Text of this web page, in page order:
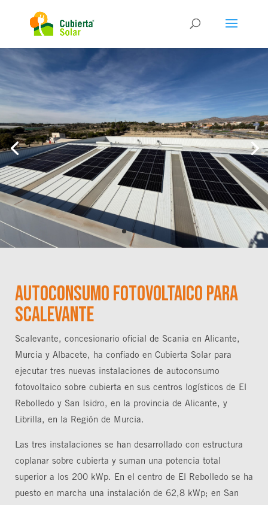
Autoconsumo fotovoltaico para
Scalevante
Scalevante, concesionario oficial de Scania en Alicante,
Murcia y Albacete, ha confiado en Cubierta Solar para
ejecutar tres nuevas instalaciones de autoconsumo
fotovoltaico sobre cubierta en sus centros logísticos de El
Rebolledo y San Isidro, en la provincia de Alicante, y
Librilla, en la Región de Murcia.
Las tres instalaciones se han desarrollado con estructura
coplanar sobre cubierta y suman una potencia total
superior a los 200 kWp. En el centro de El Rebolledo se ha
puesto en marcha una instalación de 62,8 kWp; en San